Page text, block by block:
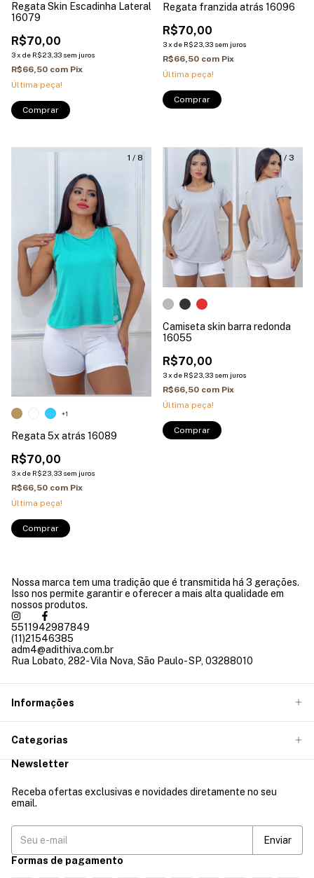
Regata Skin Escadinha Lateral
16079
R$70,00
3x de R$23,33 sem juros
R$66,50 com Pix
Última peça!
Comprar
Regata franzida atrás 16096
R$70,00
3x de R$23,33 sem juros
R$66,50 com Pix
Última peça!
Comprar
1 / 8
Regata 5x atrás 16089
R$70,00
3x de R$23,33 sem juros
R$66,50 com Pix
Última peça!
+1
Comprar
1 / 3
Camiseta skin barra redonda
16055
R$70,00
3x de R$23,33 sem juros
R$66,50 com Pix
Última peça!
Comprar
Nossa marca tem uma tradição que é transmitida há 3 gerações.
Isso nos permite garantir e oferecer a mais alta qualidade em
nossos produtos.
5511942987849
(11)21546385
adm4@adithiva.com.br
Rua Lobato, 282- Vila Nova, São Paulo- SP, 03288010
Informações
Categorias
Newsletter
Receba ofertas exclusivas e novidades diretamente no seu
email.
Formas de pagamento